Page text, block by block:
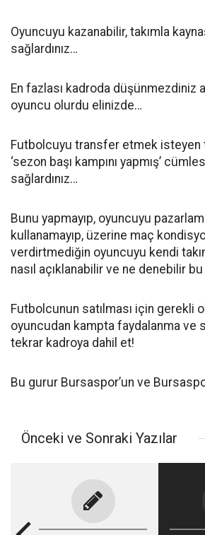
Oyuncuyu kazanabilir, takımla
sağlardınız…
En fazlası kadroda düşünmezdiniz
oyuncu olurdu elinizde…
Futbolcuyu transfer etmek isteyen
‘sezon başı kampını yapmış’
sağlardınız…
Bunu yapmayıp, oyuncuyu
kullanamayıp, üzerine maç
verdirtmediğin oyuncuyu kendi
nasıl açıklanabilir ve ne denebilir
Futbolcunun satılması için gerekli
oyuncudan kampta faydalanma ve
tekrar kadroya dahil et!
Bu gurur Bursaspor’un ve
Önceki ve Sonraki Yazılar